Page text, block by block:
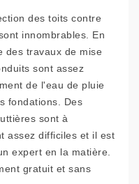
des toits contre
innombrables. En
des travaux de mise
sont assez
de l'eau de pluie
fondations. Des
sont à
assez difficiles et il est
expert en la matière.
gratuit et sans